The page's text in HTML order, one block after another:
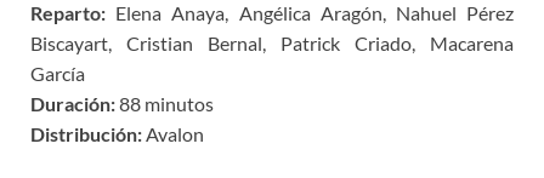
Reparto: Elena Anaya, Angélica Aragón, Nahuel Pérez
Biscayart, Cristian Bernal, Patrick Criado, Macarena
García
Duración:88 minutos
Distribución:Avalon